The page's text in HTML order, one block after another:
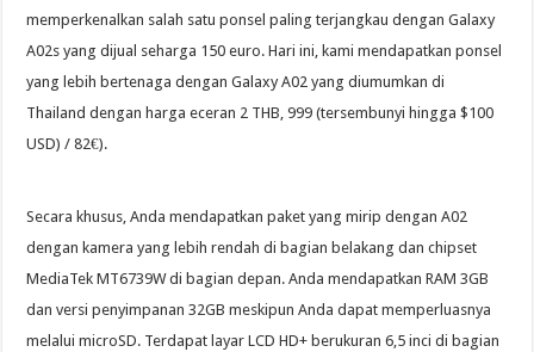
memperkenalkan salah satu ponsel paling terjangkau dengan Galaxy
A02s yang dijual seharga 150 euro. Hari ini, kami mendapatkan ponsel
yang lebih bertenaga dengan Galaxy A02 yang diumumkan di
Thailand dengan harga eceran 2 THB, 999 (tersembunyi hingga $100
USD) / 82€).
Secara khusus, Anda mendapatkan paket yang mirip dengan A02
dengan kamera yang lebih rendah di bagian belakang dan chipset
MediaTek MT6739W di bagian depan. Anda mendapatkan RAM 3GB
dan versi penyimpanan 32GB meskipun Anda dapat memperluasnya
melalui microSD. Terdapat layar LCD HD+ berukuran 6,5 inci di bagian